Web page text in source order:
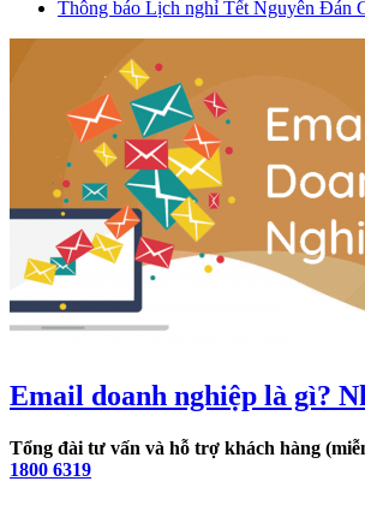
Thông báo Lịch nghỉ Tết Nguyên Đán
Email doanh nghiệp là gì?
Tổng đài tư vấn và hỗ trợ khách hàng
1800 6319